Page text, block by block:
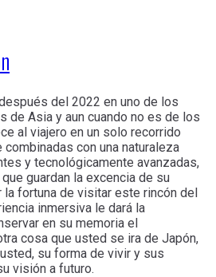
del 2022 en uno de los
de Asia y aun cuando no es de los
al viajero en un solo recorrido
con una naturaleza
y tecnológicamente avanzadas,
guardan la excencia de su
la fortuna de visitar este rincón del
inmersiva le dará la
en su memoria el
cosa que usted se ira de Japón,
su forma de vivir y sus
visión a futuro.